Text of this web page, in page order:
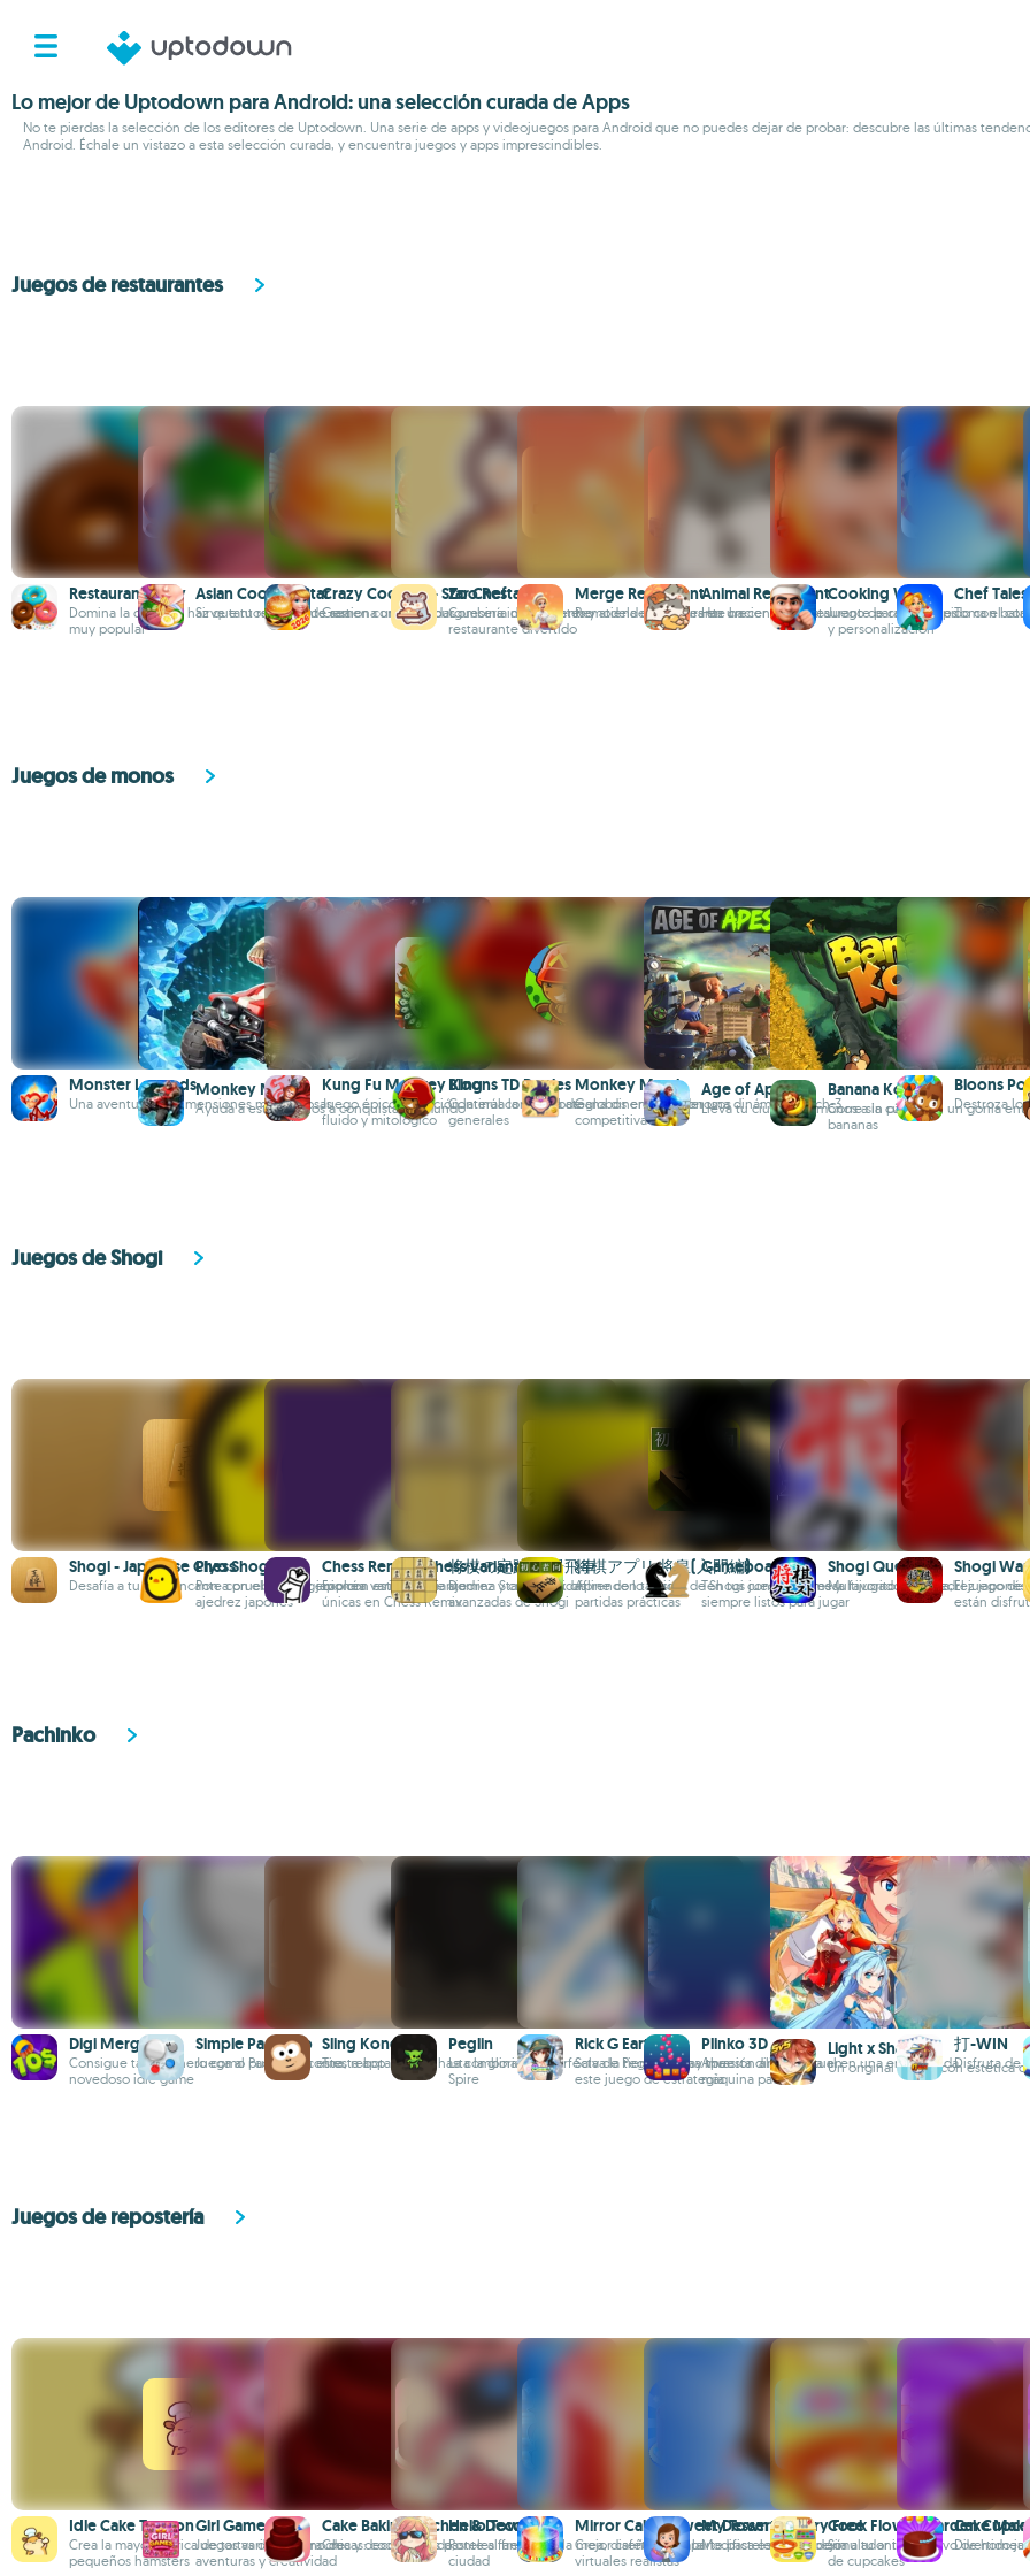
Lo mejor de Uptodown para Android: una selección curada de Apps
No te pierdas la selección de los editores de Uptodown. Una serie de apps y videojuegos para Android que no puedes dejar de probar: descubre las últimas
Android. Échale un vistazo a esta selección curada, y encuentra juegos y apps imprescindibles.
Juegos de restaurantes
Restaurant Diary
Domina la cocina y haz que tu restaurante sea
muy popular
Asian Cooking Star
Sirve tantos platos de ramen como puedas
Crazy Cooking - Star Chef
Gestiona una hamburguesería desde dentro
Zoo Restaurant
Combina ingredientes y atiende animales en un
restaurante divertido
Merge Restaurant
Remodela el restaurante haciendo puzles
Animal Restaurant
Haz crecer este restaurante para animales
Cooking Wars
Juego de cocina rápido con
y personalización
Chef Tales
Toma el
Juegos de monos
Monster Legends
Una aventura de dimensiones monstruosas
Monkey March
Ayuda a estos monos a conquistar el mundo
Kung Fu Monkey King
Juego épico de acción lateral con combate
fluido y mitológico
Bloons TD Battles
Continúa la batalla de globos entre poderosos
generales
Monkey Match
Gana dinero real con una dinámica match-3
competitiva
Age of Apes
Lleva tu ciudad de monos a la cúspide
Banana Kong
Corre sin parar con un gorila
bananas
Bloons
Destroza
Juegos de Shogi
Shogi - Japanese Chess
Desafía a tu contrincante con el ajedrez japonés
Piyo Shogi
Pon a prueba tu ingenio con este desafiante
ajedrez japonés
Chess Remix - Chess variants
Explora variantes de ajedrez y crea partidas
únicas en Chess Remix
将棋の定跡 相居飛車
Domina Static Rook offline con tácticas
avanzadas de Shogi
将棋アプリ 将皇(入門編)
Aprende lo básico de Shogi con tutoriales y
partidas prácticas
Gameboards
Ten tus juegos de mesa favoritos encima,
siempre listos para jugar
Shogi Quest
Multijugador de ajedrez japonés
Shogi
El juego de
están
Pachinko
Digi Merge
Consigue tanto dinero como puedas en este
novedoso idle game
Simple Pachinko
Juega al Pachinko con esta app
Sling Kong
Tira, rebota y llega hasta la gloria
Peglin
La combinación perfecta de Peggle y Slay the
Spire
Rick G Earth
Salva la tierra de una invasión alienígena en
este juego de estrategia
Plinko 3D
Apuesta dinero virtual en una entretenida
máquina pachinko
Light x Shadow
Un original MOBA con estética
打-WIN
Disfruta de
Juegos de repostería
Idle Cake Tycoon
Crea la mayor fábrica de tartas de la mano de
pequeños hámsters
Girl Games
Juegos variados para chicas: cocina, moda,
aventuras y creatividad
Cake Baking Kitchen & Decorate
Crea y decora unos pasteles fantásticos
Hello Town
Ponte al frente de la mejor cafetería de la
ciudad
Mirror Cake - Sweet Desserts
Crea, diseña y comparte pasteles de espejo
virtuales realistas
My Town : Bakery Free
Modifica esta panadería a tu antojo
Cook Flower Garden
Simulador interactivo de
de cupcakes
Cake
Divertido